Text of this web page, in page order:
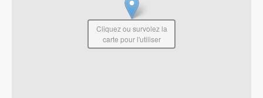
Cliquez ou survolez la
carte pour l'utiliser